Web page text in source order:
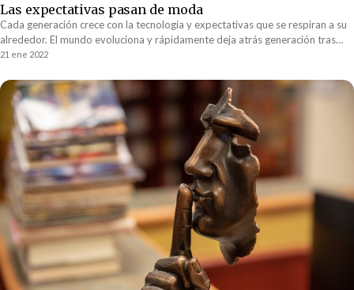
Las expectativas pasan de moda
Cada generación crece con la tecnología y expectativas que se respiran a su
alrededor. El mundo evoluciona y rápidamente deja atrás generación tras
generación. El paso de la tecnología marcha hacia adelante y al cabo de unos
21 ene 2022